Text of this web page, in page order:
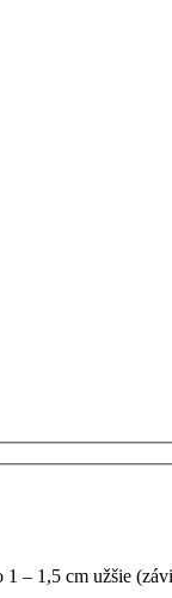
1 – 1,5 cm užšie